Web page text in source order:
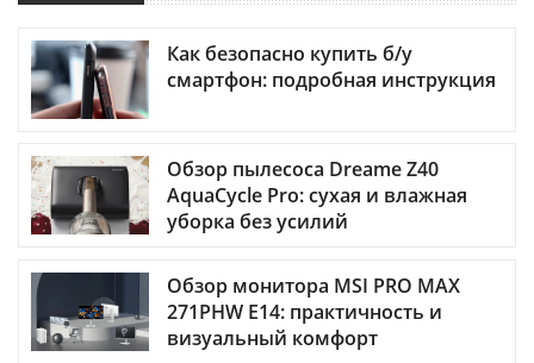
Как безопасно купить б/у
смартфон: подробная инструкция
Обзор пылесоса Dreame Z40
AquaCycle Pro: сухая и влажная
уборка без усилий
Обзор монитора MSI PRO MAX
271PHW E14: практичность и
визуальный комфорт